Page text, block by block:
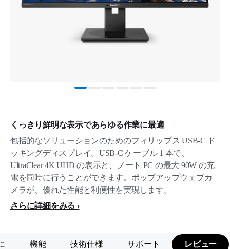
くっきり鮮明な表示であらゆる作業に最適
包括的なソリューションのためのフィリップス USB-C ド
ッキングディスプレイ。USB-C ケーブル 1 本で、
UltraClear 4K UHD の表示と、ノート PC の最大 90W の充
電を同時に行うことができます。ポップアップウェブカ
メラが、優れた性能と利便性を実現します。
さらに詳細をみる
機能 技術仕様 サポート レビュー